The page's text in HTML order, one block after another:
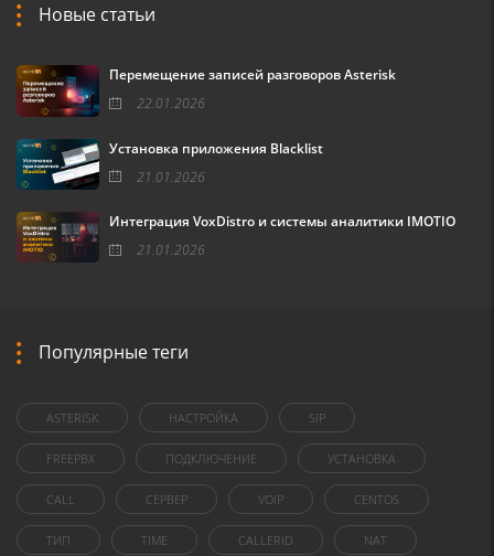
Новые статьи
Перемещение записей разговоров Asterisk
22.01.2026
Установка приложения Blacklist
21.01.2026
Интеграция VoxDistro и системы аналитики IMOTIO
21.01.2026
Популярные теги
ASTERISK НАСТРОЙКА SIP
FREEPBX ПОДКЛЮЧЕНИЕ УСТАНОВКА
CALL СЕРВЕР VOIP CENTOS
ТИП TIME CALLERID NAT